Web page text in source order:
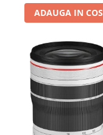
ADAUGA IN COS